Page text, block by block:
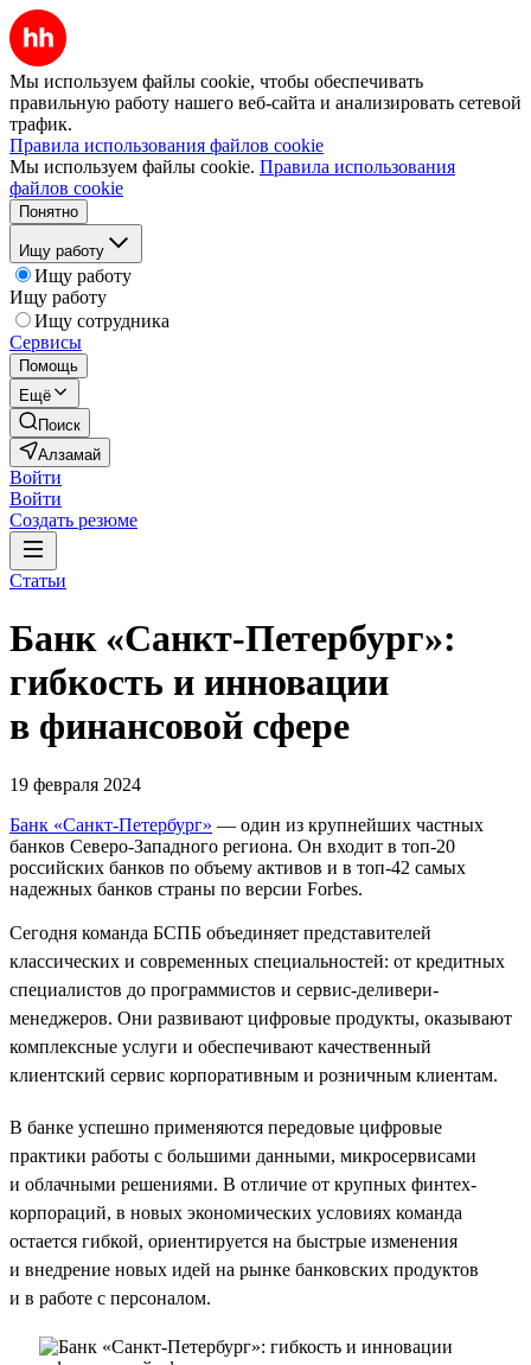
Мы используем файлы cookie, чтобы обеспечивать
правильную работу нашего веб-сайта и анализировать сетевой
трафик.
Правила использования файлов cookie
Мы используем файлы cookie. Правила использования
файлов cookie
Понятно
Ищу работу
Ищу работу
Ищу работу
Ищу сотрудника
Сервисы
Помощь
Ещё
Поиск
Алзамай
Войти
Войти
Создать резюме
Статьи
Банк «Санкт-Петербург»:
гибкость и инновации
в финансовой сфере
19 февраля 2024
Банк «Санкт-Петербург» — один из крупнейших частных
банков Северо-Западного региона. Он входит в топ-20
российских банков по объему активов и в топ-42 самых
надежных банков страны по версии Forbes.
Сегодня команда БСПБ объединяет представителей
классических и современных специальностей: от кредитных
специалистов до программистов и сервис-деливери-
менеджеров. Они развивают цифровые продукты, оказывают
комплексные услуги и обеспечивают качественный
клиентский сервис корпоративным и розничным клиентам.
В банке успешно применяются передовые цифровые
практики работы с большими данными, микросервисами
и облачными решениями. В отличие от крупных финтех-
корпораций, в новых экономических условиях команда
остается гибкой, ориентируется на быстрые изменения
и внедрение новых идей на рынке банковских продуктов
и в работе с персоналом.